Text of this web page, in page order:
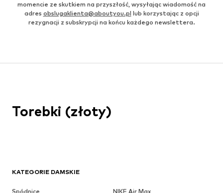
momencie ze skutkiem na przyszłość, wysyłając wiadomość na
adres obslugaklienta@aboutyou.pl lub korzystając z opcji
rezygnacji z subskrypcji na końcu każdego newslettera.
KATEGORIE DAMSKIE
Spódnice NIKE Air Max
Torebki (złoty)